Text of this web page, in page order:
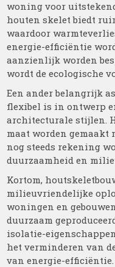
woning voor
houten skelet biedt
waardoor
energie-efficiëntie
aanzienlijk worden
wordt de ecologische
Een ander belangrijk
flexibel is in ontwerp
architecturale stijlen.
maat worden
nog steeds rekening
duurzaamheid en
Kortom,
milieuvriendelijke
woningen en
duurzaam
isolatie-
het verminderen van
van energie-efficiëntie.